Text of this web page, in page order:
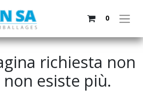
0
richiesta non
non esiste più.